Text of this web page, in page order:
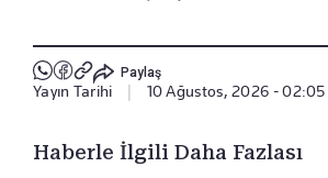
Paylaş
Yayın Tarihi 10 Ağustos, 2026 - 02:05
Haberle İlgili Daha Fazlası